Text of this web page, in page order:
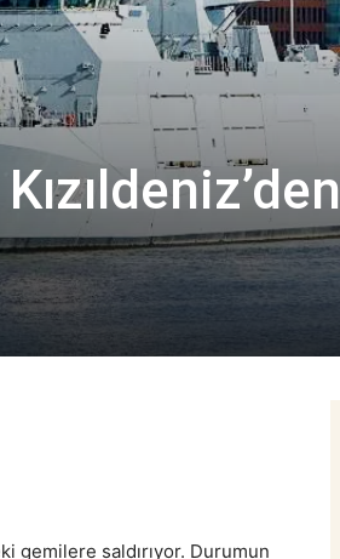
gemilere saldırıyor. Durumun